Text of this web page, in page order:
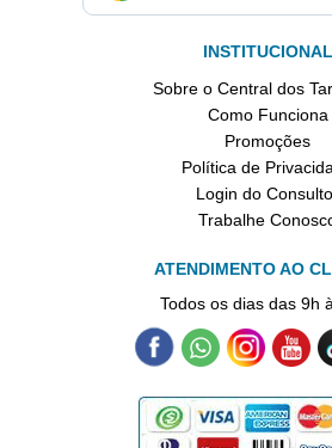
INSTITUCIONAL
Sobre o Central dos
Como Funciona
Promoções
Política de
Login do
Trabalhe
ATENDIMENTO AO
Todos os dias das 9h